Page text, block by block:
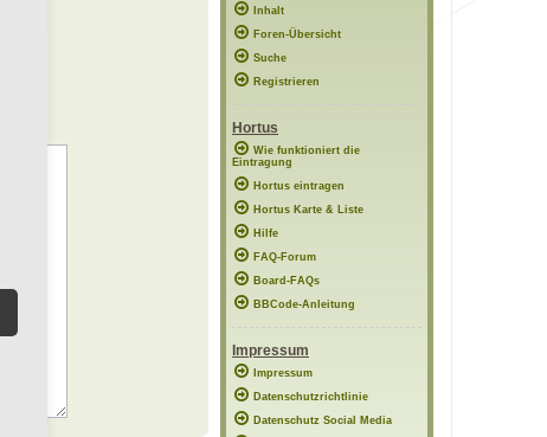
Inhalt
Foren-Übersicht
Suche
Registrieren
Hortus
Wie funktioniert die
Eintragung
Hortus eintragen
Hortus Karte & Liste
Hilfe
FAQ-Forum
Board-FAQs
BBCode-Anleitung
Impressum
Impressum
Datenschutzrichtlinie
Datenschutz Social Media